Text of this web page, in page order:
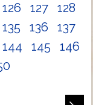
126 127
128
135 136
137
144 145
146